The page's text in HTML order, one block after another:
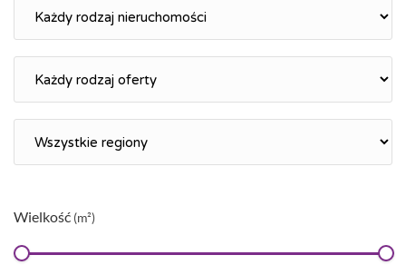
Wielkość (m²)